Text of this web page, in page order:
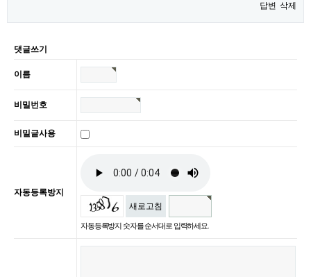
답변 삭제
댓글쓰기
이름
비밀번호
비밀글사용
자동등록방지
새로고침
자동등록방지 숫자를 순서대로 입력하세요.